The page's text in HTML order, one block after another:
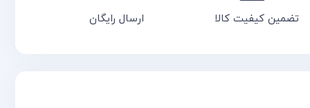
تضمین کیفیت کالا ارسال رایگان